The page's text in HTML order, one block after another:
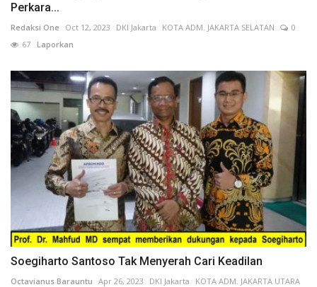
Perkara...
Redaksi One Oct 12, 2023 DKI Jakarta KOTA ADM. JAKARTA SELATAN
0
67 Laporkan
Soegiharto Santoso Tak Menyerah Cari Keadilan
Octavianus Barauntu Apr 26, 2023 DKI Jakarta
KOTA ADM. JAKARTA UTARA